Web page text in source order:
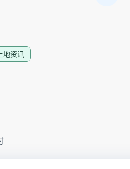
地资讯